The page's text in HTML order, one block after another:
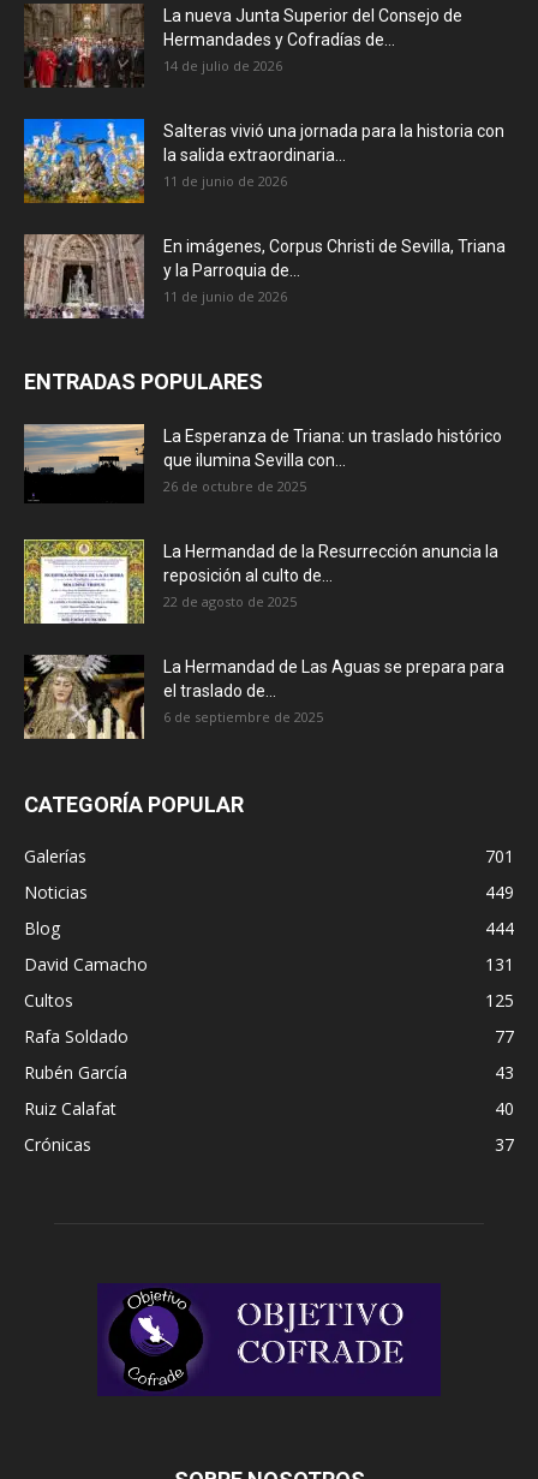
La nueva Junta Superior del Consejo de
Hermandades y Cofradías de...
14 de julio de 2026
Salteras vivió una jornada para la historia con
la salida extraordinaria...
11 de junio de 2026
En imágenes, Corpus Christi de Sevilla, Triana
y la Parroquia de...
11 de junio de 2026
ENTRADAS POPULARES
La Esperanza de Triana: un traslado histórico
que ilumina Sevilla con...
26 de octubre de 2025
La Hermandad de la Resurrección anuncia la
reposición al culto de...
22 de agosto de 2025
La Hermandad de Las Aguas se prepara para
el traslado de...
6 de septiembre de 2025
CATEGORÍA POPULAR
Galerías
701
Noticias
449
Blog
444
David Camacho
131
Cultos
125
Rafa Soldado
77
Rubén García
43
Ruiz Calafat
40
Crónicas
37